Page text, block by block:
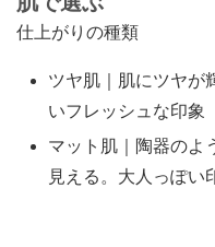
仕上がりの種類
ツヤ肌｜肌にツヤが
いフレッシュな印象
マット肌｜陶器のよ
見える。大人っぽい